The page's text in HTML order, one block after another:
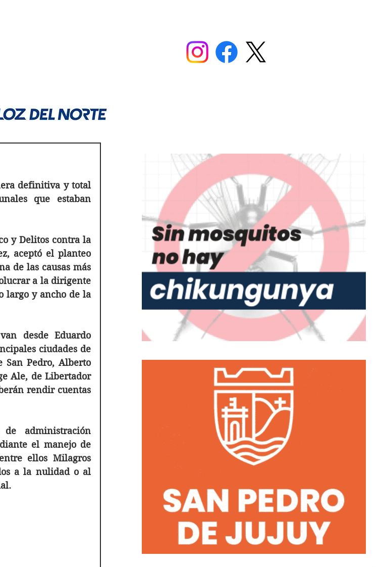
definitiva y total
que estaban
y Delitos contra la
aceptó el planteo
de las causas más
a la dirigente
largo y ancho de la
desde Eduardo
ciudades de
San Pedro, Alberto
Ale, de Libertador
rendir cuentas
administración
el manejo de
ellos Milagros
a la nulidad o al